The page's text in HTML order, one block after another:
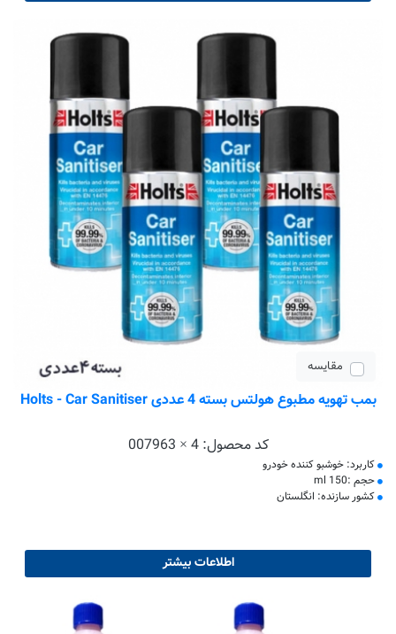
مقایسه
بمب تهویه مطبوع هولتس بسته 4 عددی Holts - Car Sanitiser
کد محصول:007963 × 4
کاربرد: خوشبو کننده خودرو
حجم :150 ml
کشور سازنده: انگلستان
اطلاعات بیشتر